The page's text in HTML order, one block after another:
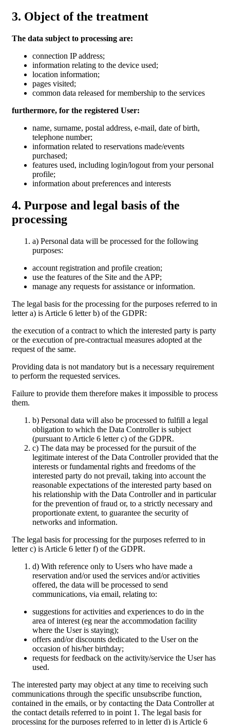
3. Object of the treatment
The data subject to processing are:
connection IP address;
information relating to the device used;
location information;
pages visited;
common data released for membership to the services
furthermore, for the registered User:
name, surname, postal address, e-mail, date of birth,
telephone number;
information related to reservations made/events
purchased;
features used, including login/logout from your personal
profile;
information about preferences and interests
4. Purpose and legal basis of the
processing
a) Personal data will be processed for the following
purposes:
account registration and profile creation;
use the features of the Site and the APP;
manage any requests for assistance or information.
The legal basis for the processing for the purposes referred to in
letter a) is Article 6 letter b) of the GDPR:
the execution of a contract to which the interested party is party
or the execution of pre-contractual measures adopted at the
request of the same.
Providing data is not mandatory but is a necessary requirement
to perform the requested services.
Failure to provide them therefore makes it impossible to process
them.
b) Personal data will also be processed to fulfill a legal
obligation to which the Data Controller is subject
(pursuant to Article 6 letter c) of the GDPR.
c) The data may be processed for the pursuit of the
legitimate interest of the Data Controller provided that the
interests or fundamental rights and freedoms of the
interested party do not prevail, taking into account the
reasonable expectations of the interested party based on
his relationship with the Data Controller and in particular
for the prevention of fraud or, to a strictly necessary and
proportionate extent, to guarantee the security of
networks and information.
The legal basis for processing for the purposes referred to in
letter c) is Article 6 letter f) of the GDPR.
d) With reference only to Users who have made a
reservation and/or used the services and/or activities
offered, the data will be processed to send
communications, via email, relating to:
suggestions for activities and experiences to do in the
area of interest (eg near the accommodation facility
where the User is staying);
offers and/or discounts dedicated to the User on the
occasion of his/her birthday;
requests for feedback on the activity/service the User has
used.
The interested party may object at any time to receiving such
communications through the specific unsubscribe function,
contained in the emails, or by contacting the Data Controller at
the contact details referred to in point 1. The legal basis for
processing for the purposes referred to in letter d) is Article 6